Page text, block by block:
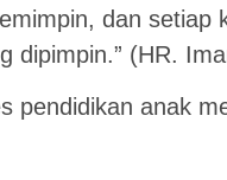
dan setiap
dipimpin.” (HR.
pendidikan anak